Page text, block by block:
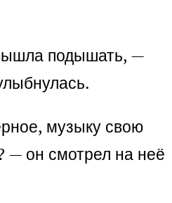
подышать, —
музыку свою
— он смотрел на неё